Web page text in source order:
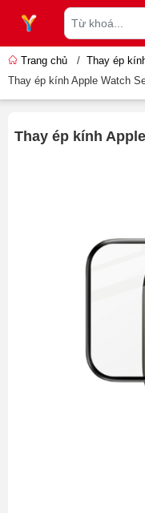
Trang chủ / Thay ép
Thay ép kính Apple Watch
Thay ép kính